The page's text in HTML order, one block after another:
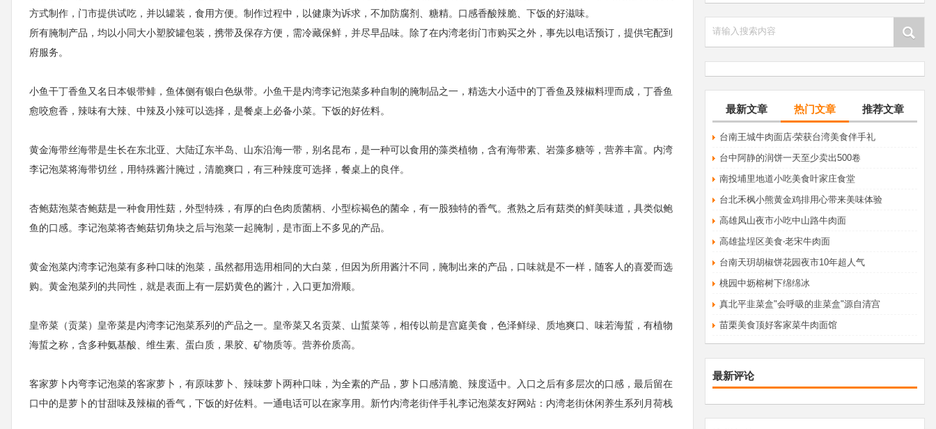
请输入搜索内容
最新文章 热门文章 推荐文章
​台南王城牛肉面店‧荣获台湾美食伴手礼
台中阿静的润饼一天至少卖出500卷
南投埔里地道小吃美食叶家庄食堂
台北禾枫小熊黄金鸡排用心带来美味体验
高雄凤山夜市小吃中山路牛肉面
高雄盐埕区美食‧老宋牛肉面
台南天玥胡椒饼花园夜市10年超人气
桃园中坜榕树下绵绵冰
真北平韭菜盒"会呼吸的韭菜盒"源自清宫
苗栗美食顶好客家菜牛肉面馆
最新评论
方式制作，门市提供试吃，并以罐装，食用方便。制作过程中，以健康为诉求，不加防腐剂、糖精。口感香酸辣脆、下饭的好滋味。
所有腌制产品，均以小同大小塑胶罐包装，携带及保存方便，需冷藏保鲜，并尽早品味。除了在内湾老街门市购买之外，事先以电话预订，提供宅配到
府服务。
小鱼干丁香鱼又名日本银带鲱，鱼体侧有银白色纵带。小鱼干是内湾李记泡菜多种自制的腌制品之一，精选大小适中的丁香鱼及辣椒料理而成，丁香鱼
愈咬愈香，辣味有大辣、中辣及小辣可以选择，是餐桌上必备小菜。下饭的好佐料。
黄金海带丝海带是生长在东北亚、大陆辽东半岛、山东沿海一带，别名昆布，是一种可以食用的藻类植物，含有海带素、岩藻多糖等，营养丰富。内湾
李记泡菜将海带切丝，用特殊酱汁腌过，清脆爽口，有三种辣度可选择，餐桌上的良伴。
杏鲍菇泡菜杏鲍菇是一种食用性菇，外型特殊，有厚的白色肉质菌柄、小型棕褐色的菌伞，有一股独特的香气。煮熟之后有菇类的鲜美味道，具类似鲍
鱼的口感。李记泡菜将杏鲍菇切角块之后与泡菜一起腌制，是市面上不多见的产品。
黄金泡菜内湾李记泡菜有多种口味的泡菜，虽然都用选用相同的大白菜，但因为所用酱汁不同，腌制出来的产品，口味就是不一样，随客人的喜爱而选
购。黄金泡菜列的共同性，就是表面上有一层奶黄色的酱汁，入口更加滑顺。
皇帝菜（贡菜）皇帝菜是内湾李记泡菜系列的产品之一。皇帝菜又名贡菜、山蜇菜等，相传以前是宫庭美食，色泽鲜绿、质地爽口、味若海蜇，有植物
海蜇之称，含多种氨基酸、维生素、蛋白质，果胶、矿物质等。营养价质高。
客家萝卜内弯李记泡菜的客家萝卜，有原味萝卜、辣味萝卜两种口味，为全素的产品，萝卜口感清脆、辣度适中。入口之后有多层次的口感，最后留在
口中的是萝卜的甘甜味及辣椒的香气，下饭的好佐料。一通电话可以在家享用。新竹内湾老街伴手礼李记泡菜友好网站：内湾老街休闲养生系列月荷栈